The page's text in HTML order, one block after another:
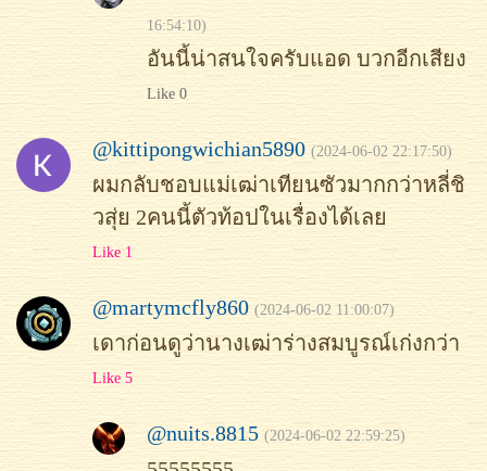
16:54:10)
อันนี้น่าสนใจครับแอด บวกอีกเสียง
Like 0
@kittipongwichian5890 (2024-06-02 22:17:50)
ผมกลับชอบแม่เฒ่าเทียนซัวมากกว่าหลี่ชิ
วสุ่ย 2คนนี้ตัวท้อปในเรื่องได้เลย
Like 1
@martymcfly860 (2024-06-02 11:00:07)
เดาก่อนดูว่านางเฒ่าร่างสมบูรณ์เก่งกว่า
Like 5
@nuits.8815 (2024-06-02 22:59:25)